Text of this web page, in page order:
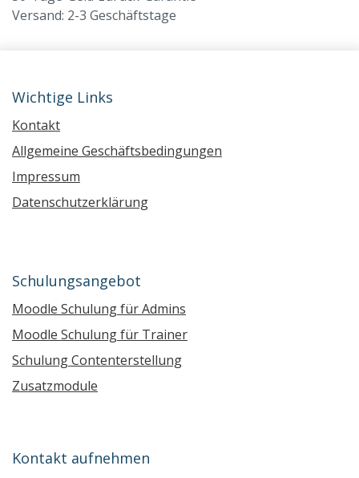
Versand: 2-3 Geschäftstage
Wichtige Links
Kontakt
Allgemeine Geschäftsbedingungen
Impressum
Datenschutzerklärung
Schulungsangebot
Moodle Schulung für Admins
Moodle Schulung für Trainer
Schulung Contenterstellung
Zusatzmodule
Kontakt aufnehmen